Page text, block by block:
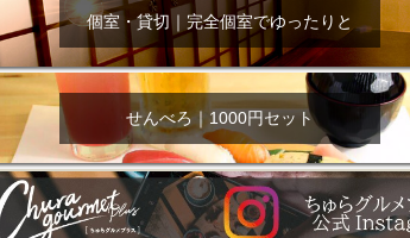
個室・貸切｜完全個室でゆったりと
せんべろ｜1000円セット